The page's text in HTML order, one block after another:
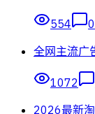
554
0
全网主流广
1072
2026最新